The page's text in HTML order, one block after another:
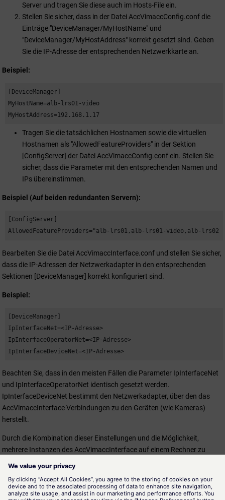
Server und tragen Sie diese auch im Hosts-File ein.
Stellen Sie sicher, dass in der Datei AccVimaccConfig.conf die
Einträge "DeviceManager/MyHostName" und
"DeviceManager/MyHostAddress" korrekt gesetzt sind. Geben
Sie die IP-Adresse der entsprechenden Netzwerkkarte an.
Beispiel:
[DeviceManager]
MyHostName=alb-lrs01-video
MyHostAddress=192.168.1.17
Tragen Sie die tatsächlichen Hostnamen sowie die virtuellen
Hostnamen als "AllowedFeatureProviders" in der Sektion
[ConfigServer] der Datei AccVimaccConfig.conf ein. Stellen Sie
sicher, dass die Parameter mit den entsprechenden Namen und
IPs übereinstimmen.
Beispiel (Auf beiden redundanten Servern):
[ConfigServer]
AllowedFeatureProviders="alb-lrs01,alb-lrs01-video,alb-
Bearbeiten Sie die Datei AccVimaccInterface.conf und stellen Sie sicher,
dass die IP-Adressen der Netzwerkadapter in den entsprechenden
Sektionen [DeviceManager] korrekt konfiguriert sind.
Beispiel:
[DeviceManager]
IpInterfaceNet=<IP-Adresse>
IpInterfaceOperatorNet=<IP-Adresse>
IpInterfaceDeviceNet=<IP-Adresse>
Beachten Sie, dass in den meisten Fällen die Parameter IpInterfaceNet
und IpInterfaceOperatorNet identisch gesetzt werden.
IpInterfaceDeviceNet bestimmt den Netzwerkadapter, über den das
AccVimaccInterface Verbindungen zu den Geräten (wie Kameras)
herstellt.
Durch die Kombination dieser Einstellungen und die Möglichkeit,
mehrere Instanzen des AccVimaccInterface auf einem Rechner zu
Bitte beachten Sie, dass nach dem Ändern der Konfiguration ein